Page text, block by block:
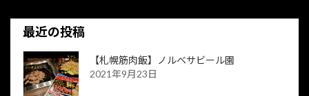
最近の投稿
【札幌筋肉飯】ノルベサビール園
2021年9月23日